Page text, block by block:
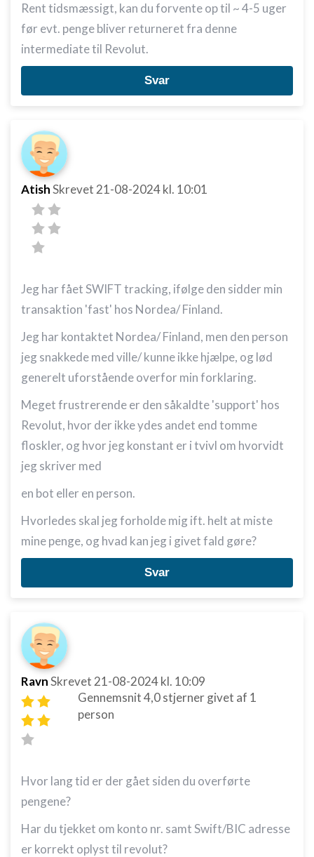
Rent tidsmæssigt, kan du forvente op til ~ 4-5 uger
før evt. penge bliver returneret fra denne
intermediate til Revolut.
Svar
AtishSkrevet 21-08-2024kl. 10:01
Jeg har fået SWIFT tracking, ifølge den sidder min
transaktion 'fast' hos Nordea/ Finland.
Jeg har kontaktet Nordea/ Finland, men den person
jeg snakkede med ville/ kunne ikke hjælpe, og lød
generelt uforstående overfor min forklaring.
Meget frustrerende er den såkaldte 'support' hos
Revolut, hvor der ikke ydes andet end tomme
floskler, og hvor jeg konstant er i tvivl om hvorvidt
jeg skriver med
en bot eller en person.
Hvorledes skal jeg forholde mig ift. helt at miste
mine penge, og hvad kan jeg i givet fald gøre?
Svar
RavnSkrevet 21-08-2024kl. 10:09
Gennemsnit4,0stjerner givet af 1
person
Hvor lang tid er der gået siden du overførte
pengene?
Har du tjekket om konto nr. samt Swift/BIC adresse
er korrekt oplyst til revolut?